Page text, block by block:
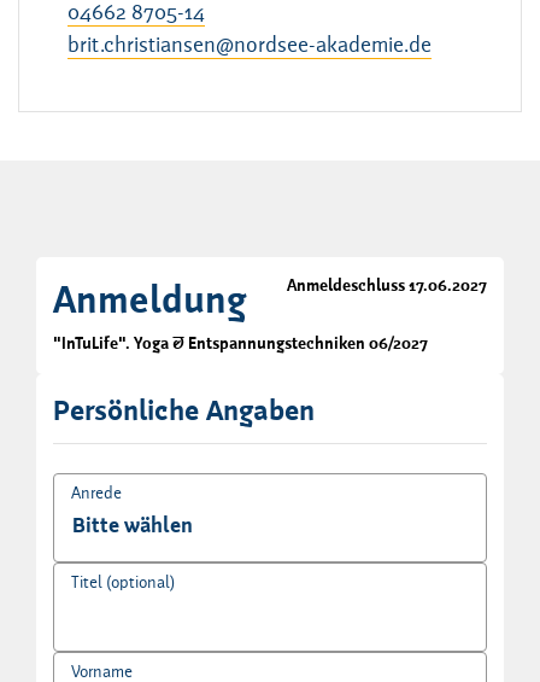
04662 8705-14
brit.christiansen@nordsee-akademie.de
Anmeldung Anmeldeschluss 17.06.2027
"InTuLife". Yoga & Entspannungstechniken 06/2027
Persönliche Angaben
Anrede
Titel (optional)
Vorname